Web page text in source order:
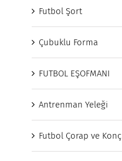
Futbol Şort
Çubuklu Forma
FUTBOL EŞOFMANI
Antrenman Yeleği
Futbol Çorap ve Konç